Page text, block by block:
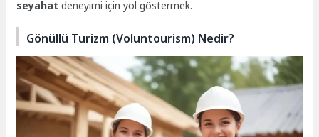
seyahat deneyimi için yol göstermek.
Gönüllü Turizm (Voluntourism) Nedir?